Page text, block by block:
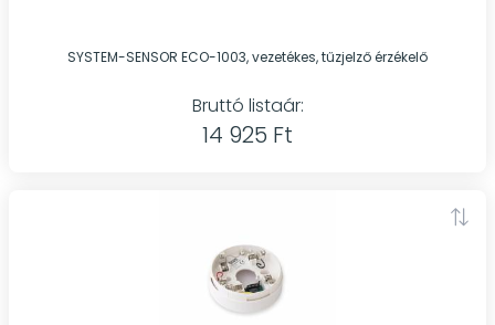
SYSTEM-SENSOR ECO-1003, vezetékes, tűzjelző érzékelő
Bruttó listaár:
14 925 Ft